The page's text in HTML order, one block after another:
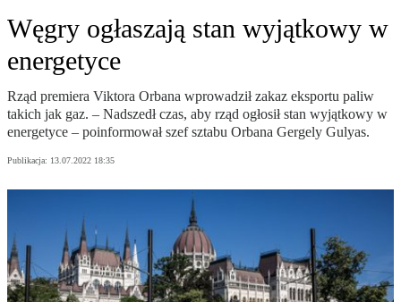
Węgry ogłaszają stan wyjątkowy w
energetyce
Rząd premiera Viktora Orbana wprowadził zakaz eksportu paliw
takich jak gaz. – Nadszedł czas, aby rząd ogłosił stan wyjątkowy w
energetyce – poinformował szef sztabu Orbana Gergely Gulyas.
Publikacja: 13.07.2022 18:35